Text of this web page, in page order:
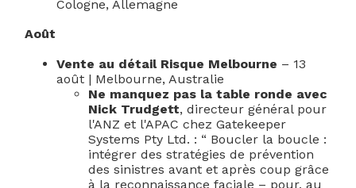
Cologne, Allemagne
Août
Vente au détailRisque Melbourne – 13
août | Melbourne, Australie
Ne manquez pas la table ronde avec
Nick Trudgett, directeur général pour
l'ANZ et l'APAC chez Gatekeeper
Systems Pty Ltd. : “ Boucler la boucle :
intégrer des stratégies de prévention
des sinistres avant et après coup grâce
à la reconnaissance faciale – pour, au